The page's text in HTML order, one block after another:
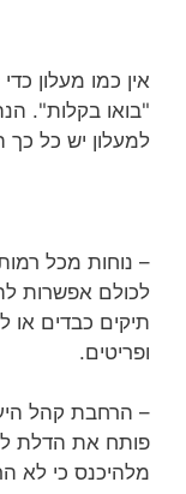
אין כמו מעלון
"בואו בקלות".
למעלון יש כל כך
– נוחות מכל
לכולם אפשרות
תיקים כבדים או
ופריטים.
– הרחבת קהל
פותח את הדלת
מלהיכנס כי לא